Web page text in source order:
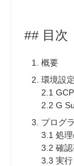
## 目次
概要
環境設定
2.1
2.2 G
プログ
3.1 処
3.2 確
3.3 実行